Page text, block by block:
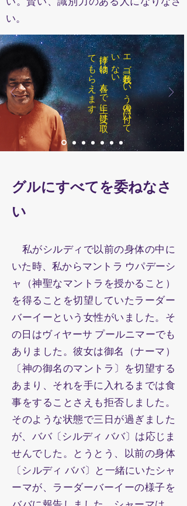
い。
エ
ゴ
〔我執〕と
い
う
汚点の
付い
て
い
な
い
捧げ
物は
、
喜ん
で
主に
受け
取っ
て
も
ら
え
ま
す
。
グルにすべてを委ねなさ
い
私がシルディで以前の身体の中に
いた時、私からマントラ ウパデーシ
ャ（神聖なマントラを授かること）
を得ることを切望していたラーダー
バーイーという女性がいました。そ
の日はヴィヤーサ プールニマーでも
ありました。彼女は御名（ナーマ）
〔神の御名のマントラ〕を切望する
あまり、それを手に入れるまでは食
事をすることさえも拒否しました。
そのような状態で三日が過ぎました
が、ババ〔シルディ ババ〕は応じま
せんでした。とうとう、以前の身体
〔シルディ ババ〕と一緒にいたシャ
ーマが、ラーダーバーイーの様子を